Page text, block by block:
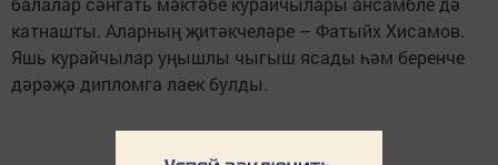
катнашты. Аларның җитәкчеләре – Фатыйх Хисамов.
Яшь курайчылар уңышлы чыгыш ясады һәм беренче
дәрәҗә дипломга лаек булды.